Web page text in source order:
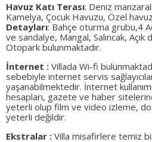
Havuz Katı Terası: Deniz
Kamelya, Çocuk Havuzu, Özel
Detayları: Bahçe oturma grubu,4
ve sandalye, Mangal, Salıncak,
Otopark bulunmaktadır.
İnternet : Villada Wi-fi
sebebiyle internet servis
yaşanabilmektedir. İnternet
hesapları, gazete ve haber
yeterli olup film ve video izleme,
yeterli değildir.
Ekstralar : Villa misafirlere temiz